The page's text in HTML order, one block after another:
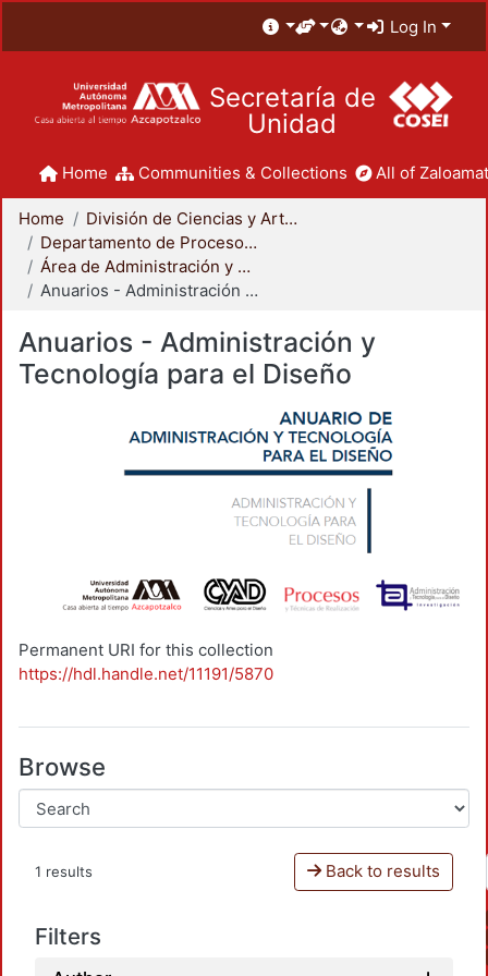
Log In
Secretaría de
Unidad
Home Communities & Collections All of
Home
División de Ciencias y Artes para el Diseño
Departamento de Procesos y Técnicas de Realización
Área de Administración y Tecnología para el Diseño
Anuarios - Administración y Tecnología para el Diseño
Anuarios - Administración y
Tecnología para el Diseño
Permanent URI for this collection
https://hdl.handle.net/11191/5870
Browse
1 results Back to results
Filters